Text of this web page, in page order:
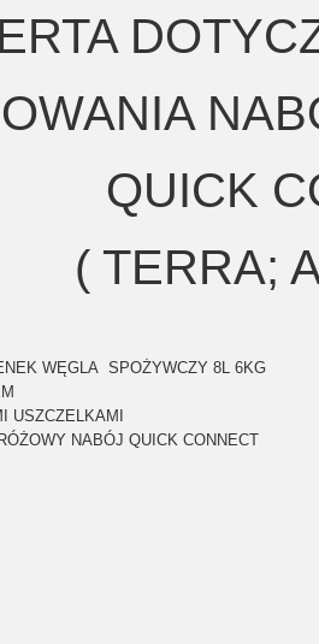
QUICK
( TERRA;
WĘGLA SPOŻYWCZY 8L 6KG
USZCZELKAMI
NABÓJ QUICK CONNECT